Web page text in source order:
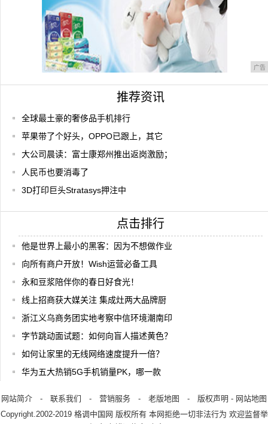
广告
推荐资讯
全球最土豪的奢侈品手机排行
苹果带了个好头，OPPO已跟上，其它
大公司晨读：富士康郑州推出返岗激励；
人民币也要消毒了
3D打印巨头Stratasys押注中
点击排行
他是世界上最小的黑客：因为不想做作业
向所有商户开放！Wish运营必备工具
永和豆浆陪伴你的春日好食光！
线上招商获大媒关注 集成灶两大品牌厨
浙江义乌商务团实地考察中信环境潮南印
字节跳动面试题：如何向盲人描述黄色？
如何让家里的无线网络速度提升一倍？
华为五大热销5G手机销量PK，哪一款
网站简介 - 联系我们 - 营销服务 - 老版地图 - 版权声明 - 网站地图
Copyright.2002-2019 格调中国网 版权所有 本网拒绝一切非法行为 欢迎监督举